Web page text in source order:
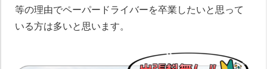
等の理由でペーパードライバーを卒業したいと思って
いる方は多いと思います。